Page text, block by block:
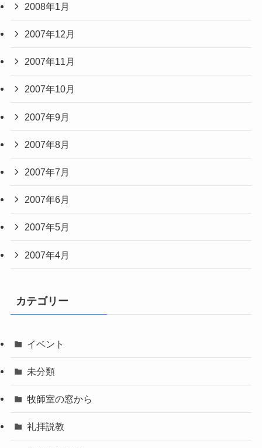
2008年1月
2007年12月
2007年11月
2007年10月
2007年9月
2007年8月
2007年7月
2007年6月
2007年5月
2007年4月
カテゴリー
イベント
未分類
牧師室の窓から
礼拝説教